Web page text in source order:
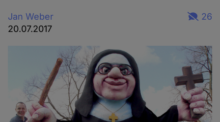
Jan Weber
20.07.2017
26